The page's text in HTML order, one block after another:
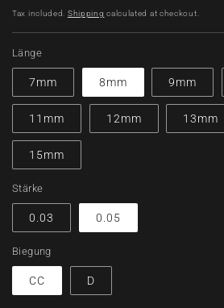
price
Tax included. Shipping calculated at checkout.
Länge
7mm 8mm 9mm
11mm 12mm 13mm
15mm
Stärke
0.03 0.05
Biegung
CC D